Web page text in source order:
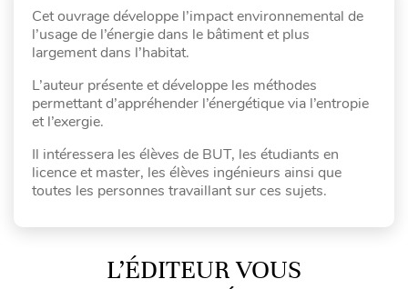
Cet ouvrage développe l’impact environnemental de
l’usage de l’énergie dans le bâtiment et plus
largement dans l’habitat.
L’auteur présente et développe les méthodes
permettant d’appréhender l’énergétique via l’entropie
et l’exergie.
Il intéressera les élèves de BUT, les étudiants en
licence et master, les élèves ingénieurs ainsi que
toutes les personnes travaillant sur ces sujets.
L’ÉDITEUR VOUS